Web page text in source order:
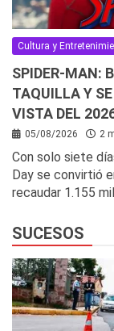
Cultura y
SPIDER-MAN:
TAQUILLA Y
VISTA DEL
05/08/2026 2
Con solo siete
Day se convirtió
recaudar 1.155
SUCESOS